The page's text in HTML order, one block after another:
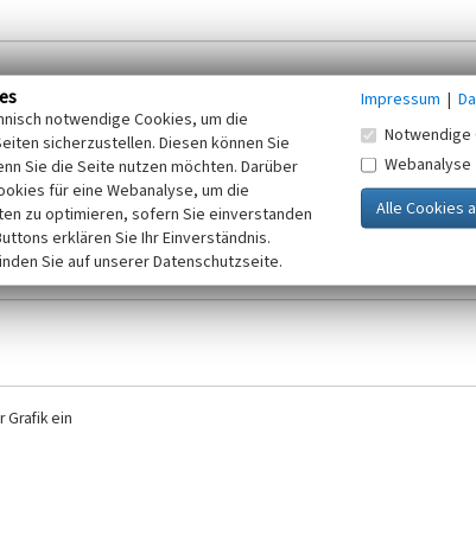
Ihre Angaben werden ausschließlich im Rahmen der KuLaDig-
des Datenschutzgesetzes NRW und der seit
Sie bitte unsere Hinweise zumDatenschutz
Grafik ein
notwendige Cookies, um die
sicherzustellen. Diesen können Sie
Sie die Seite nutzen möchten. Darüber
für eine Webanalyse, um die
zu optimieren, sofern Sie einverstanden
erklären Sie Ihr Einverständnis.
Sie auf unserer Datenschutzseite.
Impressum |
Notwendige
Webanalyse